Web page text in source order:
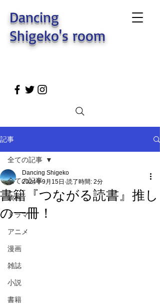
Dancing
Shigeko's room
記事
全ての記事
映画
ドラマ
アニメ
漫画
雑誌
小説
書籍
全ての記事
書籍『つながる読書』推し
の一冊！
Dancing Shigeko
2024年9月15日 読了時間: 2分